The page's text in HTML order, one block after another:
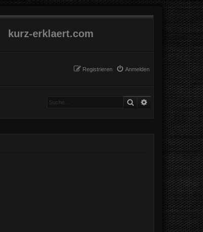
kurz-erklaert.com
Anmelden
Registrieren
Suche Erweiterte Suche